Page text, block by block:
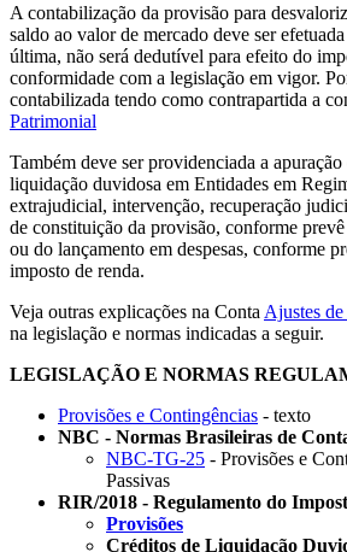
A contabilização da provisão para
saldo ao valor de mercado deve ser
última, não será dedutível para efeito do
conformidade com a legislação em vigor.
contabilizada tendo como contrapartida a
Patrimonial
Também deve ser providenciada a
liquidação duvidosa em Entidades em
extrajudicial, intervenção, recuperação
de constituição da provisão, conforme
ou do lançamento em despesas, conforme
imposto de renda.
Veja outras explicações na Conta Ajustes
na legislação e normas indicadas a seguir.
LEGISLAÇÃO E NORMAS
Provisões e Contingências - texto
NBC - Normas Brasileiras de
NBC-TG-25 - Provisões e
Passivas
RIR/2018 - Regulamento do
Provisões
Créditos de Liquidação